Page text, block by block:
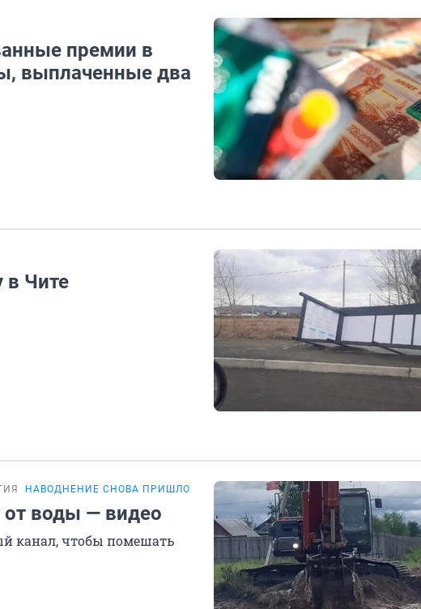
премии в
выплаченные два
в Чите
НАВОДНЕНИЕ СНОВА ПРИШЛО В ЗАБАЙКАЛЬЕ
от воды — видео
канал, чтобы помешать